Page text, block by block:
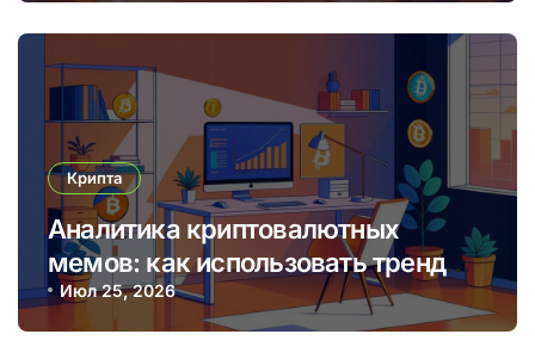
Крипта
Аналитика криптовалютных
мемов: как использовать тренды
для прибыльных торговых
решений
Июл 25, 2026